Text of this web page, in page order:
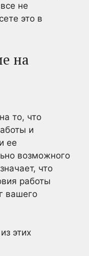
не
это в
на
то, что
и
ее
возможного
что
работы
вашего
этих